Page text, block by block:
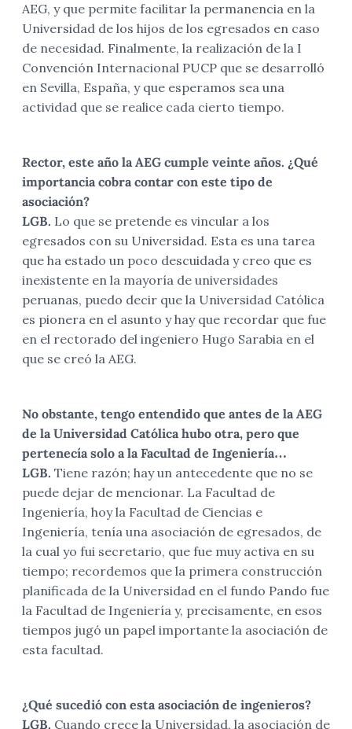
AEG, y que permite facilitar la permanencia en la
Universidad de los hijos de los egresados en caso
de necesidad. Finalmente, la realización de la I
Convención Internacional PUCP que se desarrolló
en Sevilla, España, y que esperamos sea una
actividad que se realice cada cierto tiempo.
Rector, este año la AEG cumple veinte años. ¿Qué
importancia cobra contar con este tipo de
asociación?
LGB. Lo que se pretende es vincular a los
egresados con su Universidad. Esta es una tarea
que ha estado un poco descuidada y creo que es
inexistente en la mayoría de universidades
peruanas, puedo decir que la Universidad Católica
es pionera en el asunto y hay que recordar que fue
en el rectorado del ingeniero Hugo Sarabia en el
que se creó la AEG.
No obstante, tengo entendido que antes de la AEG
de la Universidad Católica hubo otra, pero que
pertenecía solo a la Facultad de Ingeniería…
LGB. Tiene razón; hay un antecedente que no se
puede dejar de mencionar. La Facultad de
Ingeniería, hoy la Facultad de Ciencias e
Ingeniería, tenía una asociación de egresados, de
la cual yo fui secretario, que fue muy activa en su
tiempo; recordemos que la primera construcción
planificada de la Universidad en el fundo Pando fue
la Facultad de Ingeniería y, precisamente, en esos
tiempos jugó un papel importante la asociación de
esta facultad.
¿Qué sucedió con esta asociación de ingenieros?
LGB. Cuando crece la Universidad, la asociación de